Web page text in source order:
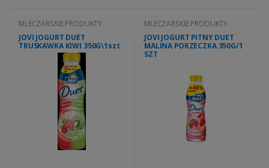
MLECZARSKIE PRODUKTY
JOVI JOGURT DUET
TRUSKAWKA KIWI 350G\1szt
MLECZARSKIE PRODUKTY
JOVI JOGURT PITNY DUET
MALINA PORZECZKA 350G/1
SZT